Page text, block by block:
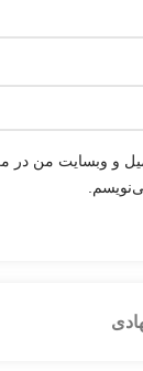
و وبسایت من در